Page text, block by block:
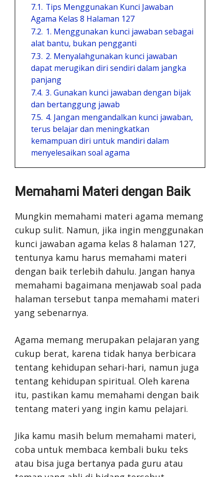
7.1. Tips Menggunakan Kunci Jawaban
Agama Kelas 8 Halaman 127
7.2. 1. Menggunakan kunci jawaban sebagai
alat bantu, bukan pengganti
7.3. 2. Menyalahgunakan kunci jawaban
dapat merugikan diri sendiri dalam jangka
panjang
7.4. 3. Gunakan kunci jawaban dengan bijak
dan bertanggung jawab
7.5. 4. Jangan mengandalkan kunci jawaban,
terus belajar dan meningkatkan
kemampuan diri untuk mandiri dalam
menyelesaikan soal agama
Memahami Materi dengan Baik
Mungkin memahami materi agama memang
cukup sulit. Namun, jika ingin menggunakan
kunci jawaban agama kelas 8 halaman 127,
tentunya kamu harus memahami materi
dengan baik terlebih dahulu. Jangan hanya
memahami bagaimana menjawab soal pada
halaman tersebut tanpa memahami materi
yang sebenarnya.
Agama memang merupakan pelajaran yang
cukup berat, karena tidak hanya berbicara
tentang kehidupan sehari-hari, namun juga
tentang kehidupan spiritual. Oleh karena
itu, pastikan kamu memahami dengan baik
tentang materi yang ingin kamu pelajari.
Jika kamu masih belum memahami materi,
coba untuk membaca kembali buku teks
atau bisa juga bertanya pada guru atau